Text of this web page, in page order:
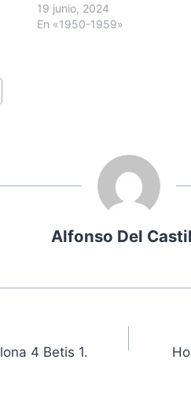
19 junio, 2024
En «1950-1959»
Alfonso Del
4 Betis 1.